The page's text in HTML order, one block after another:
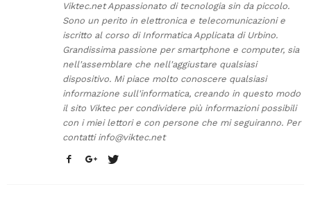
Viktec.net Appassionato di tecnologia sin da piccolo.
Sono un perito in elettronica e telecomunicazioni e
iscritto al corso di Informatica Applicata di Urbino.
Grandissima passione per smartphone e computer, sia
nell'assemblare che nell'aggiustare qualsiasi
dispositivo. Mi piace molto conoscere qualsiasi
informazione sull'informatica, creando in questo modo
il sito Viktec per condividere più informazioni possibili
con i miei lettori e con persone che mi seguiranno. Per
contatti info@viktec.net